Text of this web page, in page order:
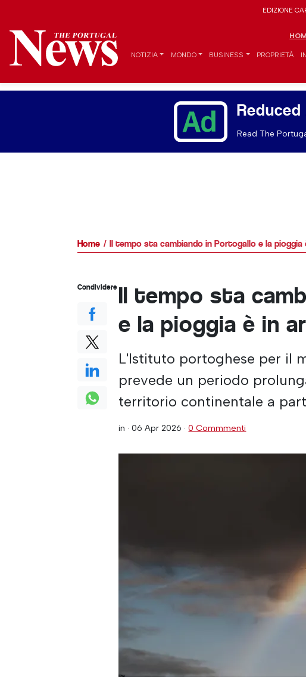
EDIZIONE
NOTIZIA MONDO BUSINESS PROPRIETÀ
Read The
Home Il tempo sta cambiando in Portogallo e la pioggia
Il tempo sta
e la pioggia è in
L'Istituto portoghese per il
prevede un periodo
territorio continentale a
in ·06 Apr 2026 ·0 Commmenti
Condividere